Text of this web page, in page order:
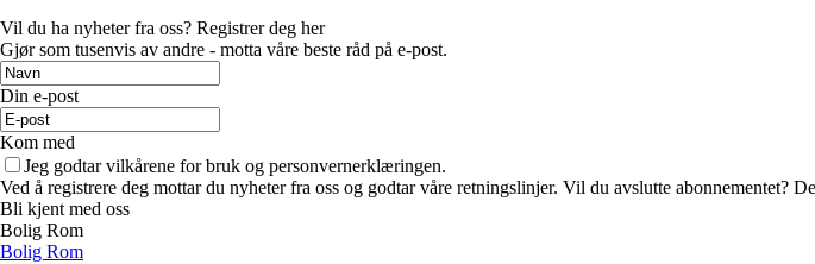
Vil du ha nyheter fra oss? Registrer deg her
Gjør som tusenvis av andre - motta våre beste råd på e-post.
Din e-post
Kom med
Jeg godtar vilkårene for bruk og personvernerklæringen.
Ved å registrere deg mottar du nyheter fra oss og godtar våre retningslinjer. Vil du avslutte abonnementet?
Bli kjent med oss
Bolig Rom
Bolig Rom